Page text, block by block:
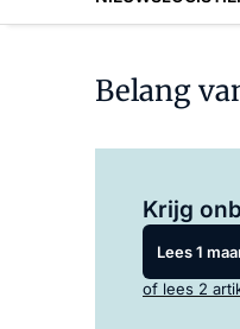
Belang
Krijg
Lees 1
of lees 2